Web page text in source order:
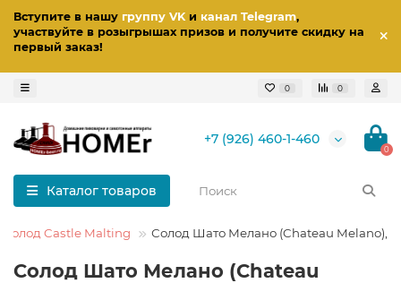
Вступите в нашу группу VKи канал Telegram,
участвуйте в розыгрышах призов и получите скидку на
первый заказ!
0 0
+7 (926) 460-1-460
0
Каталог товаров
Солод Castle Malting Солод Шато Мелано (Chateau Melano), 1
Солод Шато Мелано (Chateau